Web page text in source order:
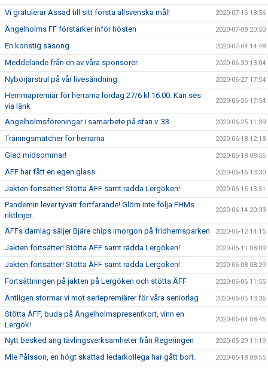
Vi gratulerar Assad till sitt första allsvenska mål! 2020-07-16 18:56
Ängelholms FF förstärker inför hösten 2020-07-08 20:50
En konstig säsong 2020-07-04 14:48
Meddelande från en av våra sponsorer 2020-06-30 13:04
Nybörjarstrul på vår livesändning 2020-06-27 17:54
Hemmapremiär för herrarna lördag 27/6 kl 16.00. Kan ses
via länk
2020-06-26 17:54
Ängelholmsföreningar i samarbete på stan v. 33 2020-06-25 11:39
Träningsmatcher för herrarna 2020-06-18 12:18
Glad midsommar! 2020-06-18 08:56
ÄFF har fått en egen glass. 2020-06-16 13:30
Jakten fortsätter! Stötta ÄFF samt rädda Lergöken! 2020-06-15 13:51
Pandemin lever tyvärr fortfarande! Glöm inte följa FHMs
riktlinjer.
2020-06-14 20:33
ÄFFs damlag säljer Bjäre chips imorgon på fridhemsparken 2020-06-12 14:15
Jakten fortsätter! Stötta ÄFF samt rädda Lergöken! 2020-06-11 08:09
Jakten fortsätter! Stötta ÄFF samt rädda Lergöken! 2020-06-08 08:29
Fortsättningen på jakten på Lergöken och stötta ÄFF 2020-06-06 11:55
Äntligen stormar vi mot seriepremiärer för våra seniorlag 2020-06-05 13:36
Stötta ÄFF, buda på Ängelholmspresentkort, vinn en
Lergök!
2020-06-04 08:45
Nytt besked ang tävlingsverksamheter från Regeringen 2020-05-29 11:19
Mie Pålsson, en högt skattad ledarkollega har gått bort. 2020-05-18 08:55